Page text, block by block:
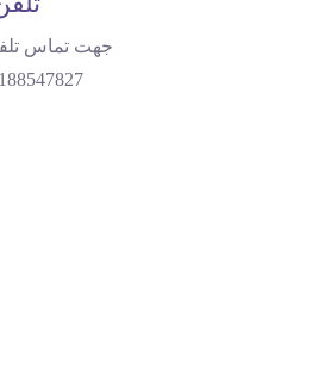
جهت تماس
02188547827 الی 9 تماس